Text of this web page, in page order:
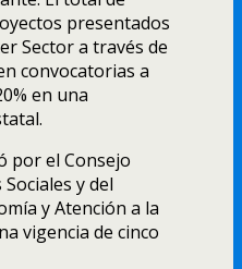
presentados
Sector a través de
convocatorias a
en una
por el Consejo
y del
y Atención a la
vigencia de cinco